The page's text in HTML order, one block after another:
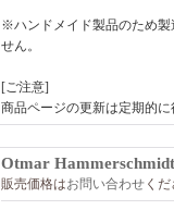
※ハンドメイド製品のため製
せん。
[ご注意]
商品ページの更新は定期的
Otmar
販売価格はお問い合わせ くだ